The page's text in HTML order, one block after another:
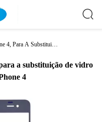
4, Para A Substituição
a substituição de vidro
4